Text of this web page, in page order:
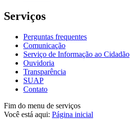
Serviços
Perguntas frequentes
Comunicação
Serviço de Informação ao Cidadão
Ouvidoria
Transparência
SUAP
Contato
Fim do menu de serviços
Você está aqui: Página inicial